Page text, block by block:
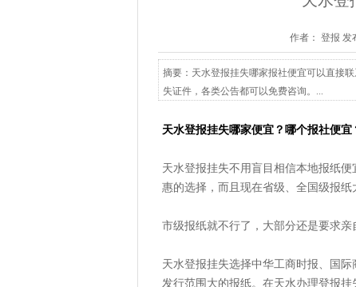
作者： 登报 发
摘要：天水登报挂失哪家报社便宜可以直接
失证件，各类公告都可以免费咨询。...
天水登报挂失哪家便宜？哪个报社便宜
天水登报挂失不用盲目相信本地报纸
惠的选择，而且现在省级、全国级报纸
市级报纸就不行了，大部分还是要求亲
天水登报挂失选择中华工商时报、国
发行范围大的报纸。在天水办理登报